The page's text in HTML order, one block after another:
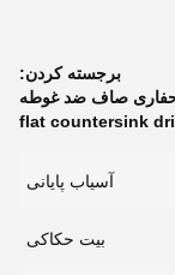
برجسته کردن:
حفاری صاف ضد غوطه
flat countersink
آسیاب پایانی
بیت حکاکی